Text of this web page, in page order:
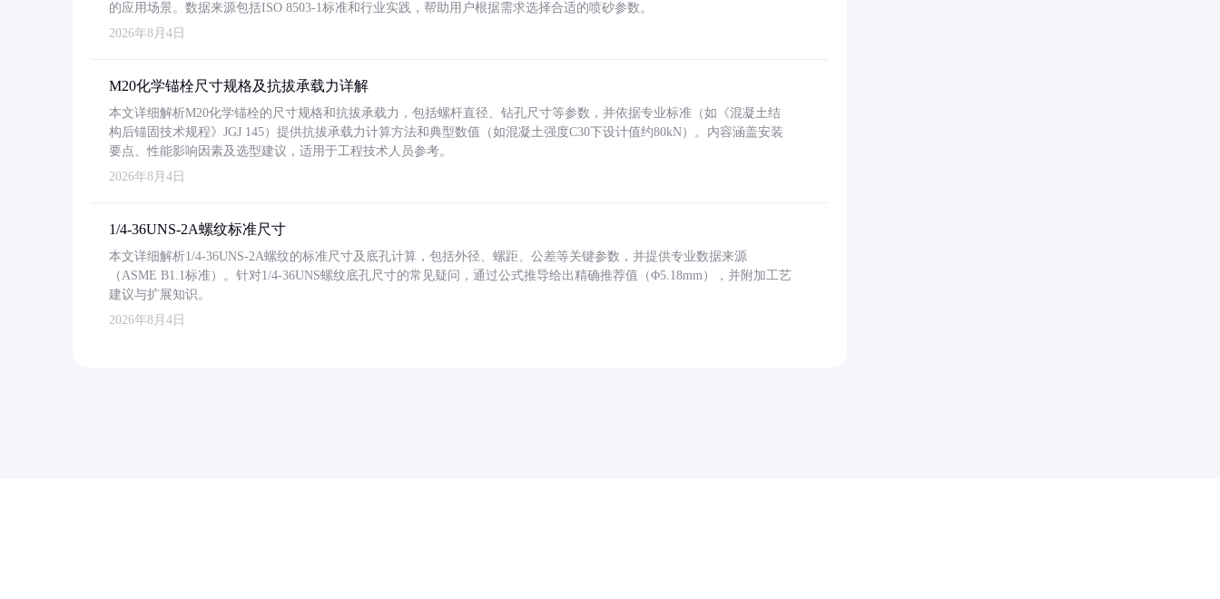
的应用场景。数据来源包括ISO 8503-1标准和行业实践，帮助用户根据需求选择合适的喷砂参数。
2026年8月4日
M20化学锚栓尺寸规格及抗拔承载力详解
本文详细解析M20化学锚栓的尺寸规格和抗拔承载力，包括螺杆直径、钻孔尺寸等参数，并依据专业标准（如《混凝土结
构后锚固技术规程》JGJ 145）提供抗拔承载力计算方法和典型数值（如混凝土强度C30下设计值约80kN）。内容涵盖安装
要点、性能影响因素及选型建议，适用于工程技术人员参考。
2026年8月4日
1/4-36UNS-2A螺纹标准尺寸
本文详细解析1/4-36UNS-2A螺纹的标准尺寸及底孔计算，包括外径、螺距、公差等关键参数，并提供专业数据来源
（ASME B1.1标准）。针对1/4-36UNS螺纹底孔尺寸的常见疑问，通过公式推导给出精确推荐值（Φ5.18mm），并附加工艺
建议与扩展知识。
2026年8月4日